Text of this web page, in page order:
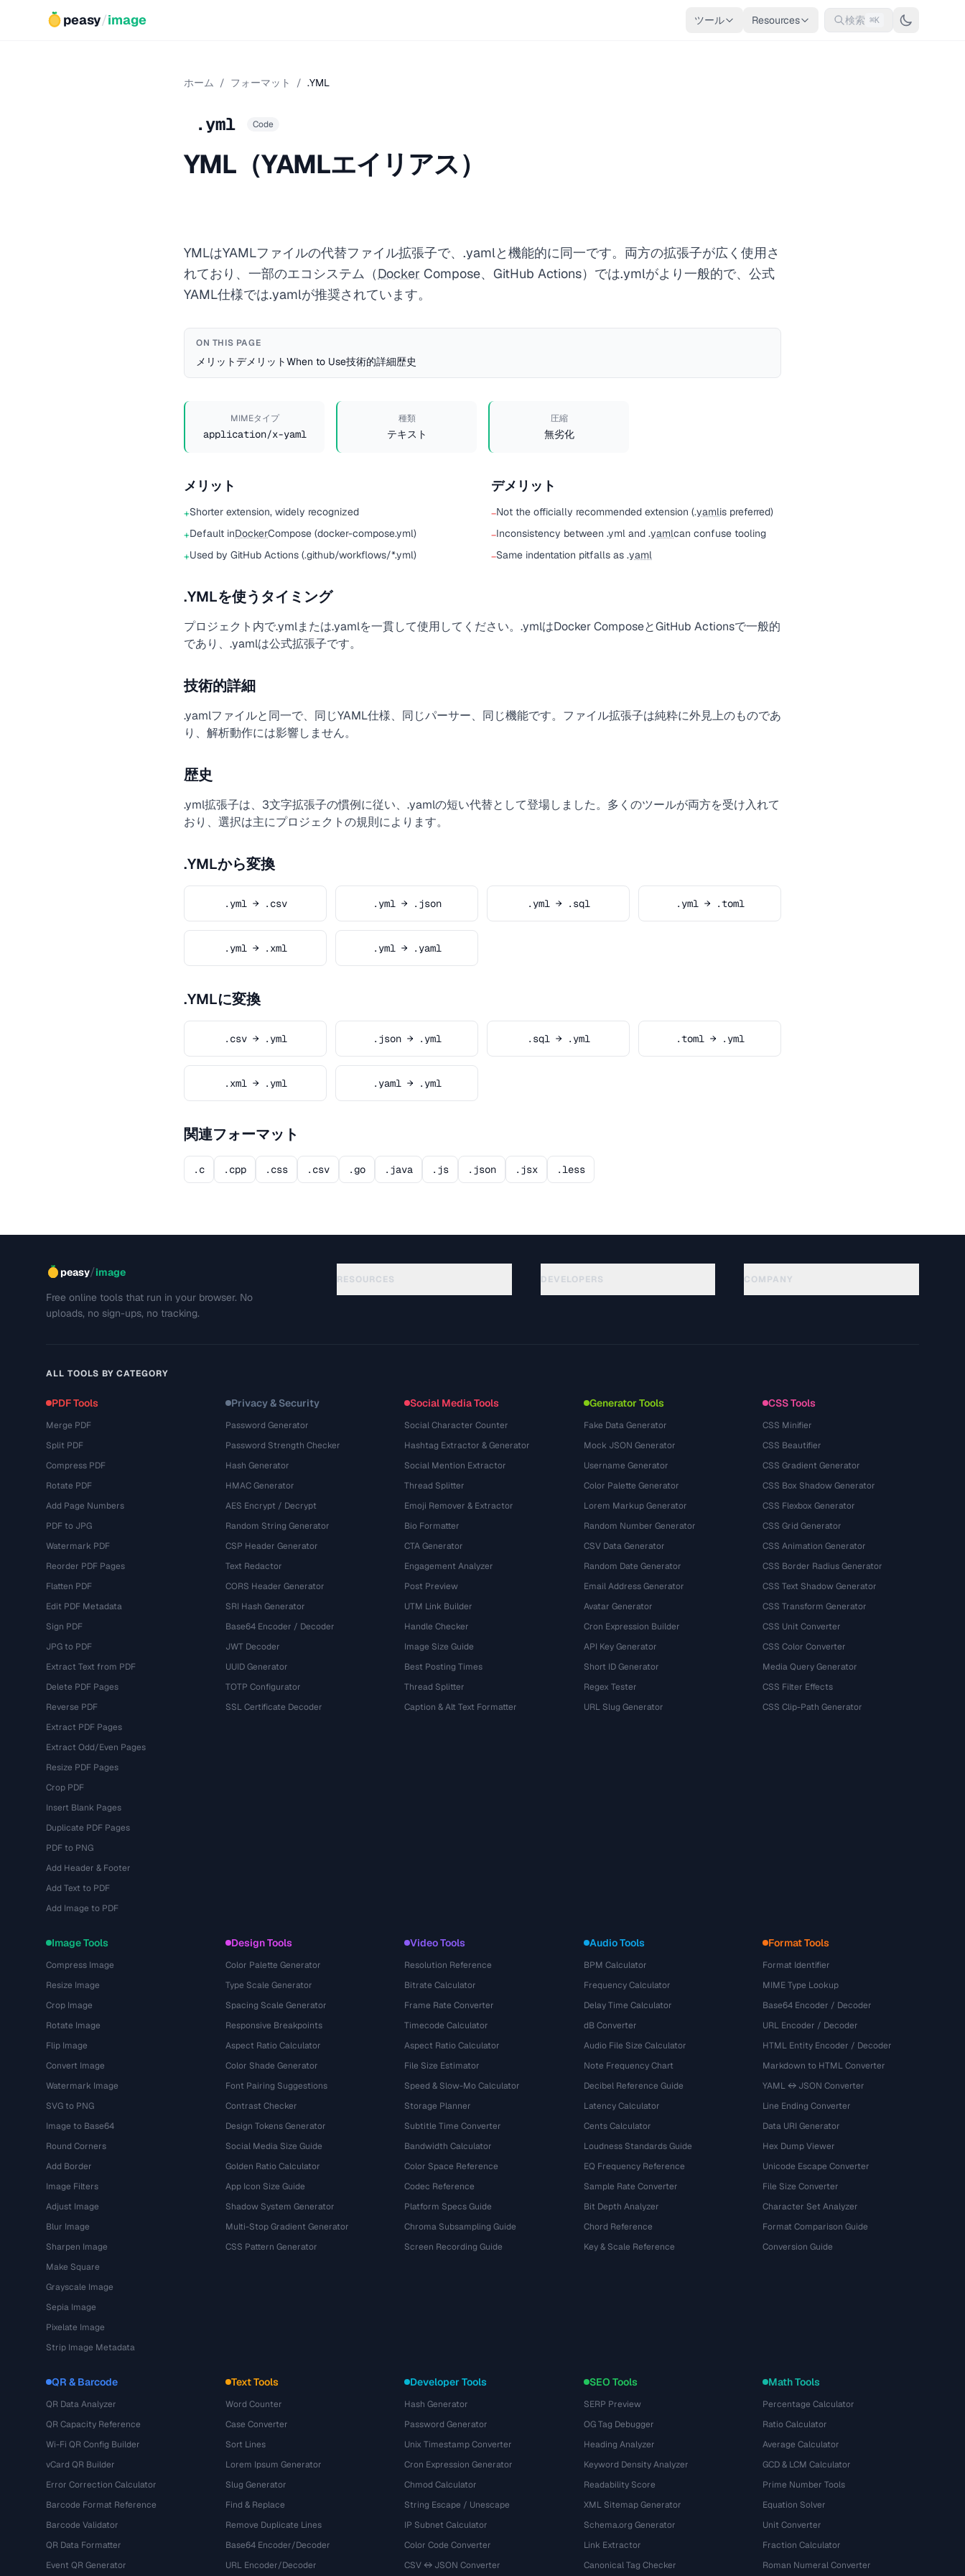
peasy/image ツール Resources 検索 ⌘K
ホーム / フォーマット / .YML
.yml Code
YML（YAMLエイリアス）
YMLはYAMLファイルの代替ファイル拡張子で、.yamlと機能的に同一です。両方の拡張子が広く使用さ
れており、一部のエコシステム（Docker Compose、GitHub Actions）では.ymlがより一般的で、公式
YAML仕様では.yamlが推奨されています。
ON THIS PAGE
メリットデメリットWhen to Use技術的詳細歴史
MIMEタイプ
application/x-yaml
種類
テキスト
圧縮
無劣化
メリット
+Shorter extension, widely recognized
+Default inDockerCompose (docker-compose.yml)
+Used by GitHub Actions (.github/workflows/*.yml)
デメリット
−Not the officially recommended extension (.yamlis preferred)
−Inconsistency between .yml and .yamlcan confuse tooling
−Same indentation pitfalls as .yaml
.YMLを使うタイミング
プロジェクト内で.ymlまたは.yamlを一貫して使用してください。.ymlはDocker ComposeとGitHub Actionsで一般的
であり、.yamlは公式拡張子です。
技術的詳細
.yamlファイルと同一で、同じYAML仕様、同じパーサー、同じ機能です。ファイル拡張子は純粋に外見上のものであ
り、解析動作には影響しません。
歴史
.yml拡張子は、3文字拡張子の慣例に従い、.yamlの短い代替として登場しました。多くのツールが両方を受け入れて
おり、選択は主にプロジェクトの規則によります。
.YMLから変換
.yml → .csv .yml → .json .yml → .sql .yml → .toml
.yml → .xml .yml → .yaml
.YMLに変換
.csv → .yml .json → .yml .sql → .yml .toml → .yml
.xml → .yml .yaml → .yml
関連フォーマット
.c .cpp .css .csv .go .java .js .json .jsx .less
peasy/image
Free online tools that run in your browser. No
uploads, no sign-ups, no tracking.
RESOURCES DEVELOPERS COMPANY
ALL TOOLS BY CATEGORY
PDF Tools
Merge PDF
Split PDF
Compress PDF
Rotate PDF
Add Page Numbers
PDF to JPG
Watermark PDF
Reorder PDF Pages
Flatten PDF
Edit PDF Metadata
Sign PDF
JPG to PDF
Extract Text from PDF
Delete PDF Pages
Reverse PDF
Extract PDF Pages
Extract Odd/Even Pages
Resize PDF Pages
Crop PDF
Insert Blank Pages
Duplicate PDF Pages
PDF to PNG
Add Header & Footer
Add Text to PDF
Add Image to PDF
Privacy & Security
Password Generator
Password Strength Checker
Hash Generator
HMAC Generator
AES Encrypt / Decrypt
Random String Generator
CSP Header Generator
Text Redactor
CORS Header Generator
SRI Hash Generator
Base64 Encoder / Decoder
JWT Decoder
UUID Generator
TOTP Configurator
SSL Certificate Decoder
Social Media Tools
Social Character Counter
Hashtag Extractor & Generator
Social Mention Extractor
Thread Splitter
Emoji Remover & Extractor
Bio Formatter
CTA Generator
Engagement Analyzer
Post Preview
UTM Link Builder
Handle Checker
Image Size Guide
Best Posting Times
Thread Splitter
Caption & Alt Text Formatter
Generator Tools
Fake Data Generator
Mock JSON Generator
Username Generator
Color Palette Generator
Lorem Markup Generator
Random Number Generator
CSV Data Generator
Random Date Generator
Email Address Generator
Avatar Generator
Cron Expression Builder
API Key Generator
Short ID Generator
Regex Tester
URL Slug Generator
CSS Tools
CSS Minifier
CSS Beautifier
CSS Gradient Generator
CSS Box Shadow Generator
CSS Flexbox Generator
CSS Grid Generator
CSS Animation Generator
CSS Border Radius Generator
CSS Text Shadow Generator
CSS Transform Generator
CSS Unit Converter
CSS Color Converter
Media Query Generator
CSS Filter Effects
CSS Clip-Path Generator
Image Tools
Compress Image
Resize Image
Crop Image
Rotate Image
Flip Image
Convert Image
Watermark Image
SVG to PNG
Image to Base64
Round Corners
Add Border
Image Filters
Adjust Image
Blur Image
Sharpen Image
Make Square
Grayscale Image
Sepia Image
Pixelate Image
Strip Image Metadata
Design Tools
Color Palette Generator
Type Scale Generator
Spacing Scale Generator
Responsive Breakpoints
Aspect Ratio Calculator
Color Shade Generator
Font Pairing Suggestions
Contrast Checker
Design Tokens Generator
Social Media Size Guide
Golden Ratio Calculator
App Icon Size Guide
Shadow System Generator
Multi-Stop Gradient Generator
CSS Pattern Generator
Video Tools
Resolution Reference
Bitrate Calculator
Frame Rate Converter
Timecode Calculator
Aspect Ratio Calculator
File Size Estimator
Speed & Slow-Mo Calculator
Storage Planner
Subtitle Time Converter
Bandwidth Calculator
Color Space Reference
Codec Reference
Platform Specs Guide
Chroma Subsampling Guide
Screen Recording Guide
Audio Tools
BPM Calculator
Frequency Calculator
Delay Time Calculator
dB Converter
Audio File Size Calculator
Note Frequency Chart
Decibel Reference Guide
Latency Calculator
Cents Calculator
Loudness Standards Guide
EQ Frequency Reference
Sample Rate Converter
Bit Depth Analyzer
Chord Reference
Key & Scale Reference
Format Tools
Format Identifier
MIME Type Lookup
Base64 Encoder / Decoder
URL Encoder / Decoder
HTML Entity Encoder / Decoder
Markdown to HTML Converter
YAML ↔ JSON Converter
Line Ending Converter
Data URI Generator
Hex Dump Viewer
Unicode Escape Converter
File Size Converter
Character Set Analyzer
Format Comparison Guide
Conversion Guide
QR & Barcode
QR Data Analyzer
QR Capacity Reference
Wi-Fi QR Config Builder
vCard QR Builder
Error Correction Calculator
Barcode Format Reference
Barcode Validator
QR Data Formatter
Event QR Generator
Text Tools
Word Counter
Case Converter
Sort Lines
Lorem Ipsum Generator
Slug Generator
Find & Replace
Remove Duplicate Lines
Base64 Encoder/Decoder
URL Encoder/Decoder
Developer Tools
Hash Generator
Password Generator
Unix Timestamp Converter
Cron Expression Generator
Chmod Calculator
String Escape / Unescape
IP Subnet Calculator
Color Code Converter
CSV ↔ JSON Converter
SEO Tools
SERP Preview
OG Tag Debugger
Heading Analyzer
Keyword Density Analyzer
Readability Score
XML Sitemap Generator
Schema.org Generator
Link Extractor
Canonical Tag Checker
Math Tools
Percentage Calculator
Ratio Calculator
Average Calculator
GCD & LCM Calculator
Prime Number Tools
Equation Solver
Unit Converter
Fraction Calculator
Roman Numeral Converter